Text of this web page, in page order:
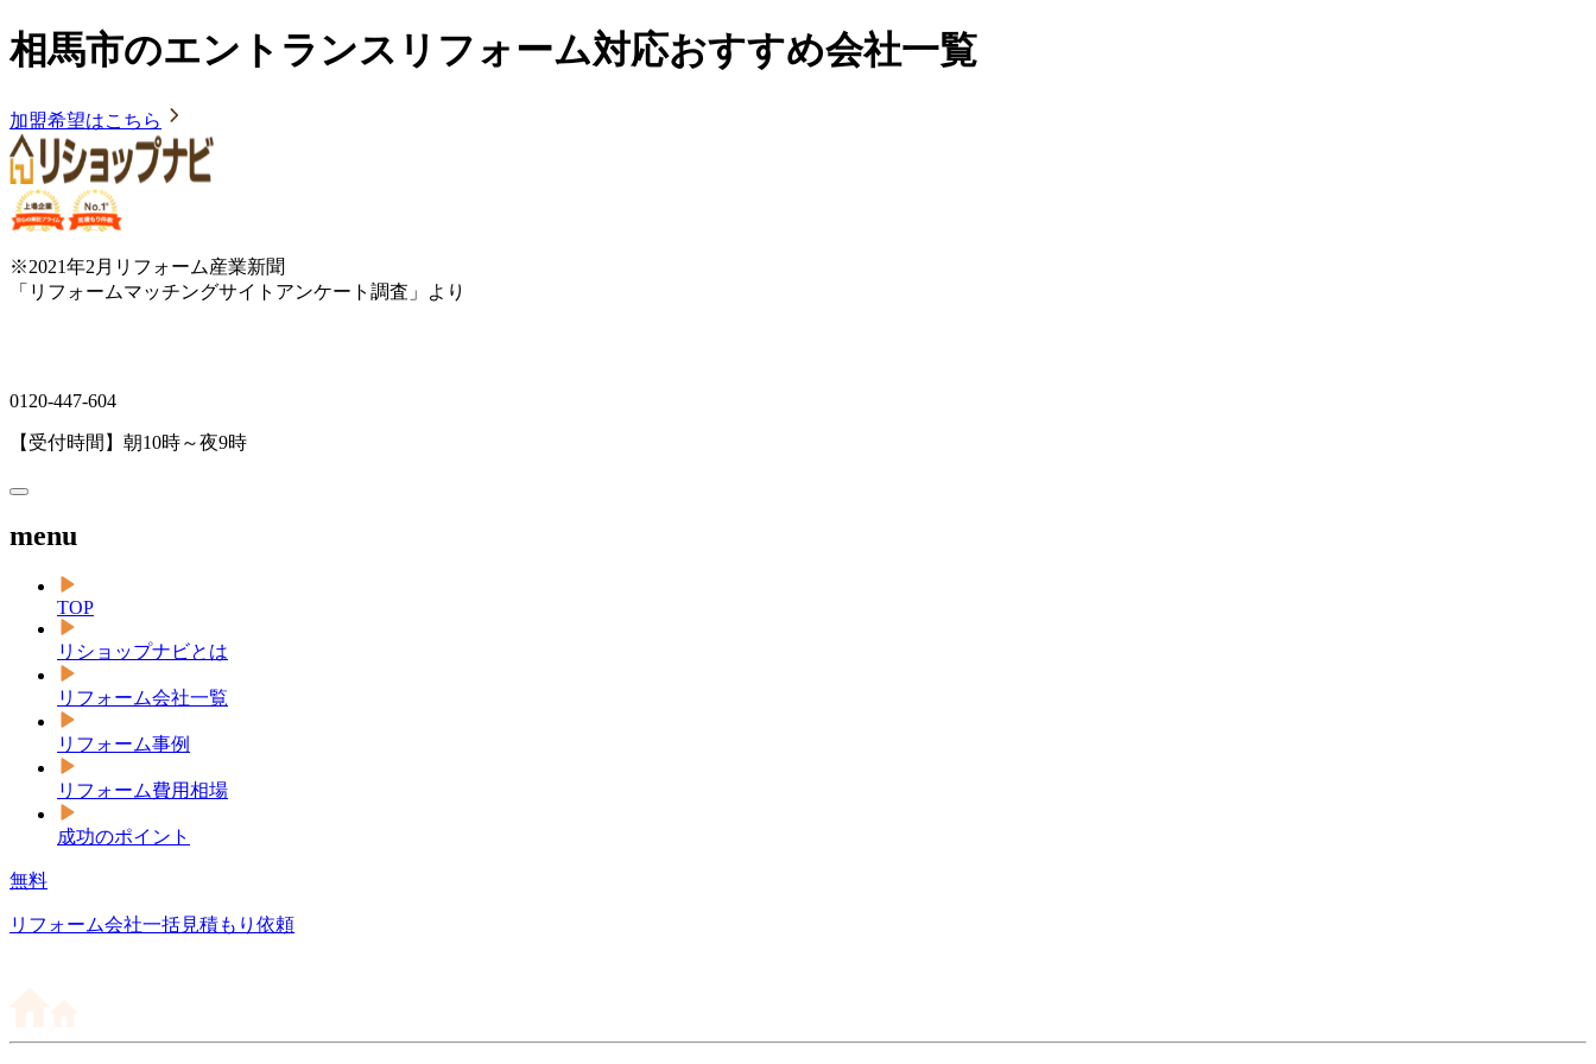
相馬市のエントランスリフォーム対応おすすめ会社一覧
加盟希望はこちら
※2021年2月リフォーム産業新聞
「リフォームマッチングサイトアンケート調査」より
0120-447-604
【受付時間】朝10時～夜9時
menu
TOP
リショップナビとは
リフォーム会社一覧
リフォーム事例
リフォーム費用相場
成功のポイント
無料
リフォーム会社一括見積もり依頼